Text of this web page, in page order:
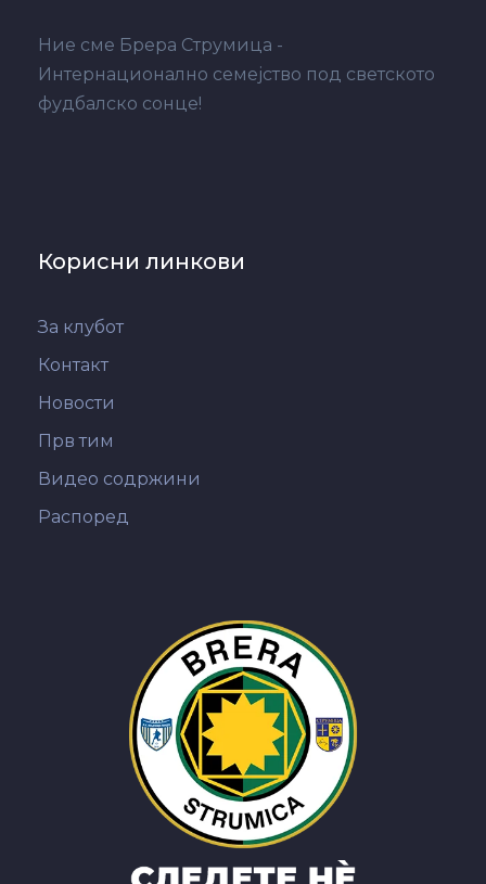
Ние сме Брера Струмица -
Интернационално семејство под светското
фудбалско сонце!
Корисни линкови
За клубот
Контакт
Новости
Прв тим
Видео содржини
Распоред